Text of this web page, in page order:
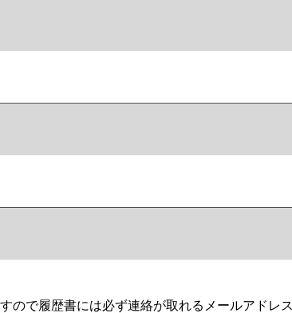
ので履歴書には必ず連絡が取れるメールアドレ